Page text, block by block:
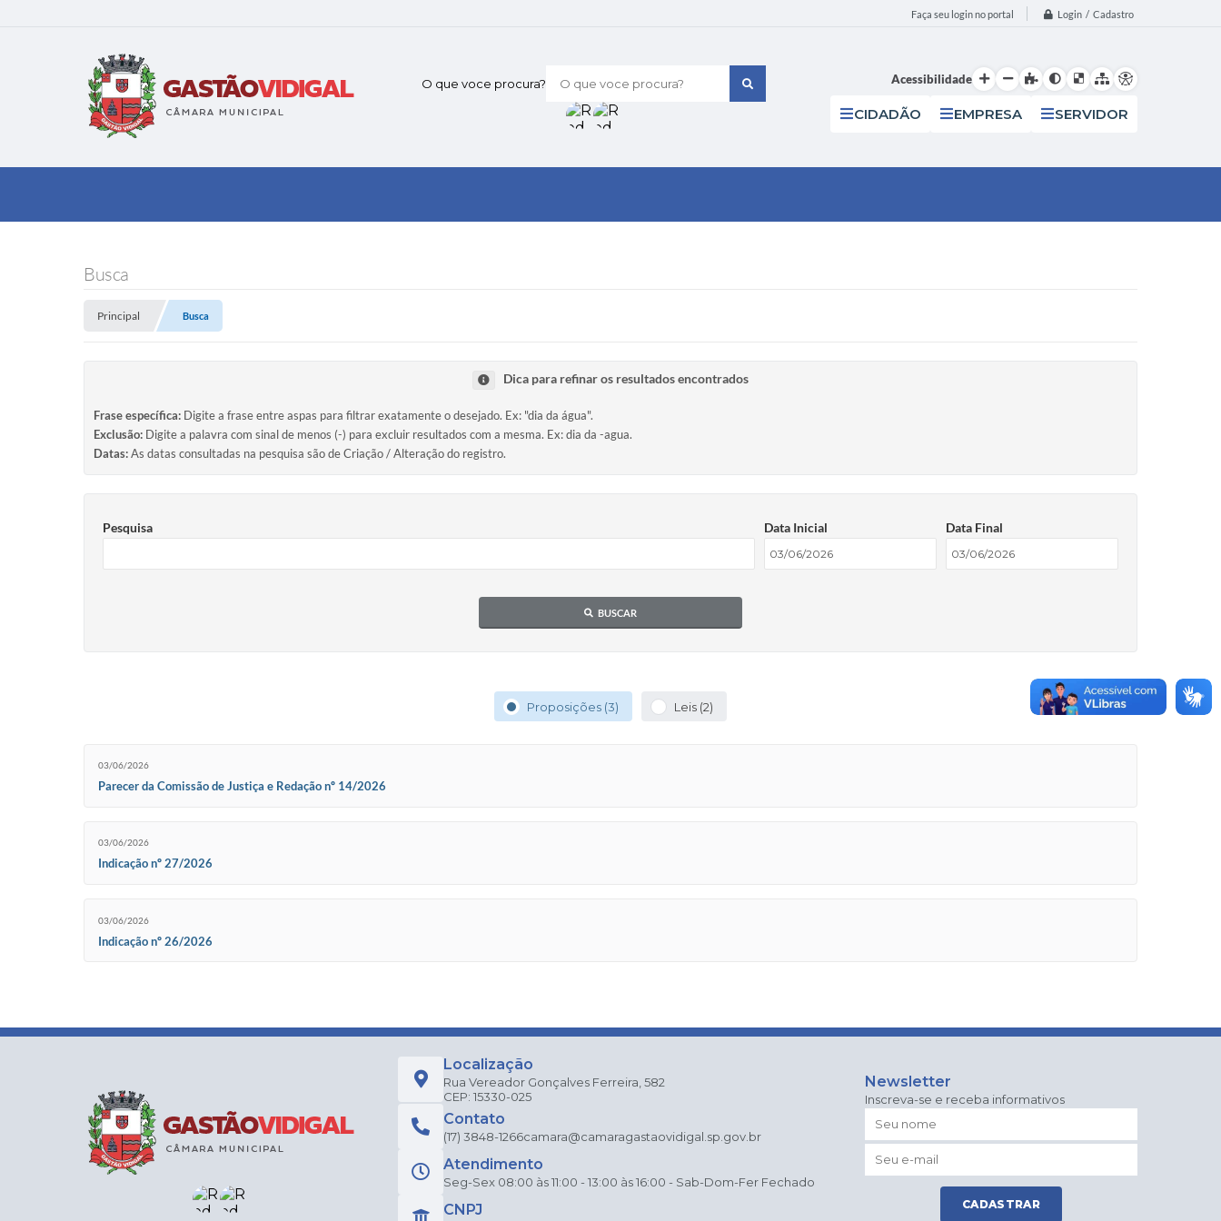
Faça seu login no portal Login / Cadastro
O que voce procura? Acessibilidade
CIDADÃO EMPRESA SERVIDOR
Busca
Principal Busca
Dica para refinar os resultados encontrados
Frase específica: Digite a frase entre aspas para filtrar exatamente o desejado. Ex: "dia da água".
Exclusão: Digite a palavra com sinal de menos (-) para excluir resultados com a mesma. Ex: dia da -agua.
Datas:As datas consultadas na pesquisa são de Criação / Alteração do registro.
Pesquisa Data Inicial Data Final
BUSCAR
Proposições (3) Leis (2)
03/06/2026
Parecer da Comissão de Justiça e Redação nº 14/2026
03/06/2026
Indicação nº 27/2026
03/06/2026
Indicação nº 26/2026
Localização
Rua Vereador Gonçalves Ferreira, 582
CEP: 15330-025
Contato
(17) 3848-1266camara@camaragastaovidigal.sp.gov.br
Atendimento
Seg-Sex 08:00 às 11:00 - 13:00 às 16:00 - Sab-Dom-Fer Fechado
CNPJ
Newsletter
Inscreva-se e receba informativos
CADASTRAR